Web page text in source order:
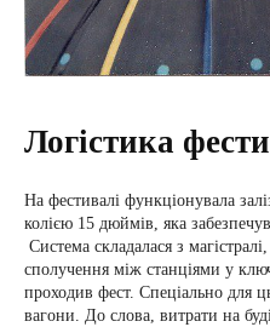
Логістика
На фестивалі функціонувала
колією 15 дюймів, яка
Система складалася з
сполучення між станціями у
проходив фест. Спеціально для
вагони. До слова, витрати на